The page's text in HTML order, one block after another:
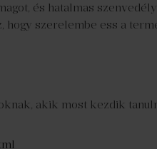
és hatalmas
szerelembe ess a
akik most kezdik